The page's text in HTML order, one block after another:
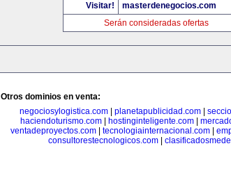
Visitar!
masterdenegocios.com
Serán consideradas ofertas
Otros dominios en venta:
negociosylogistica.com| planetapublicidad.com|
haciendoturismo.com
hostinginteligente.com
ventadeproyectos.com| tecnologiainternacional.com|
consultorestecnologicos.com